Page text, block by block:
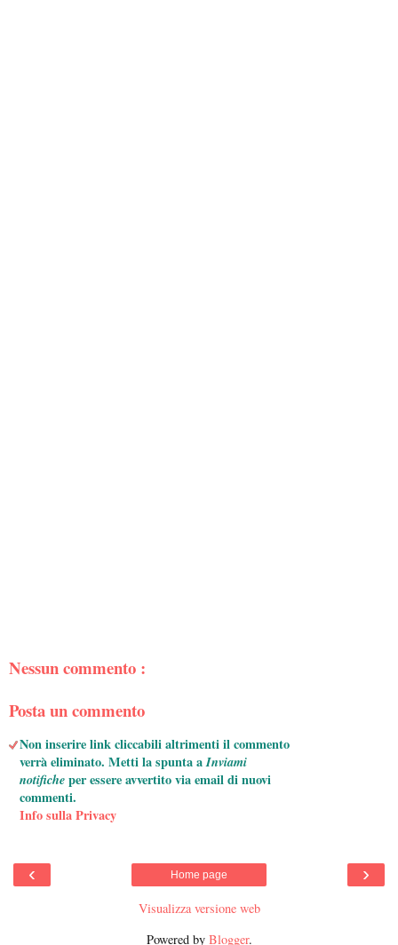
Nessun commento :
Posta un commento
Non inserire link cliccabili altrimenti il commento
verrà eliminato. Metti la spunta aInviami
notificheper essere avvertito via email di nuovi
commenti.
Info sulla Privacy
‹ ›
Home page
Visualizza versione web
Powered by Blogger.